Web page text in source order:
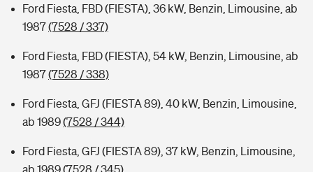
Ford Fiesta, FBD (FIESTA), 36 kW, Benzin, Limousine, ab
1987(7528 / 337)
Ford Fiesta, FBD (FIESTA), 54 kW, Benzin, Limousine, ab
1987(7528 / 338)
Ford Fiesta, GFJ (FIESTA 89), 40 kW, Benzin, Limousine,
ab 1989(7528 / 344)
Ford Fiesta, GFJ (FIESTA 89), 37 kW, Benzin, Limousine,
ab 1989(7528 / 345)